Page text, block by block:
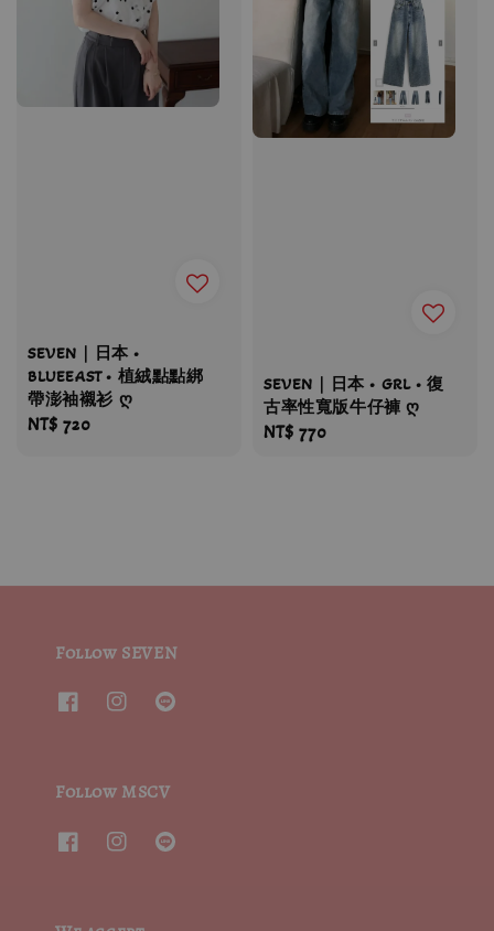
SEVEN｜日本 •
BLUEEAST • 植絨點點綁
帶澎袖襯衫 ღ
Regular
NT$ 720
SEVEN｜日本 • GRL • 復
古率性寬版牛仔褲 ღ
Regular
NT$ 770
Follow SEVEN
Follow MSCV